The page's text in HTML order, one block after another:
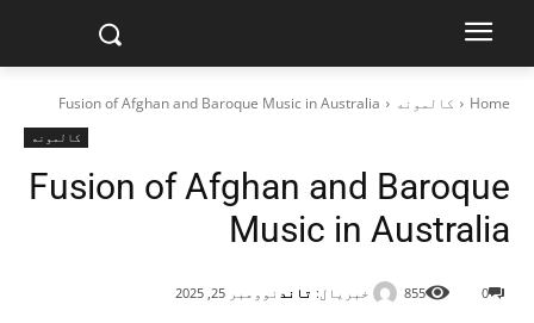
Home کالمونه Fusion of Afghan and Baroque Music in Australia
کالمونه
Fusion of Afghan and Baroque
Music in Australia
خبریال: تاند نوومبر 25, 2025 0
855